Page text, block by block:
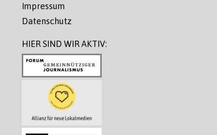
Impressum
Datenschutz
HIER SIND WIR AKTIV: